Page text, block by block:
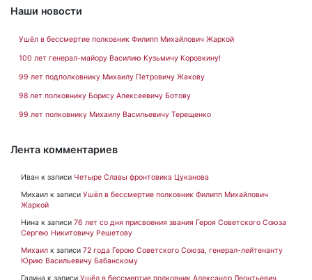
Наши новости
Ушёл в бессмертие полковник Филипп Михайлович Жаркой
100 лет генерал-майору Василию Кузьмичу Коровкину!
99 лет подполковнику Михаилу Петровичу Жакову
98 лет полковнику Борису Алексеевичу Ботову
99 лет полковнику Михаилу Васильевичу Терещенко
Лента комментариев
Иван к записи Четыре Славы фронтовика Цуканова
Михаил к записи Ушёл в бессмертие полковник Филипп Михайлович
Жаркой
Нина к записи 76 лет со дня присвоения звания Героя Советского Союза
Сергею Никитовичу Решетову
Михаил к записи 72 года Герою Советского Союза, генерал-лейтенанту
Юрию Васильевичу Бабанскому